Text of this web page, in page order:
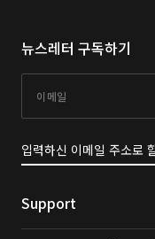
뉴스레터 구독하기
입력하신 이메일 주소로
Support